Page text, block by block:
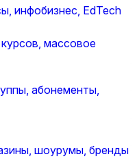
инфобизнес, EdTech
массовое
абонементы,
шоурумы, бренды